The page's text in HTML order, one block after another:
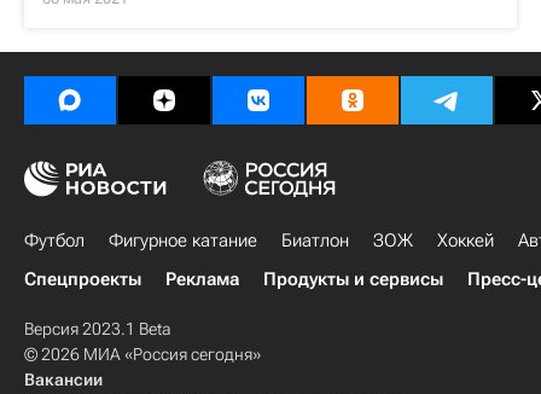
Футбол Фигурное катание Биатлон ЗОЖ Хоккей
Спецпроекты
Реклама Продукты и сервисы Пресс-
Версия 2023.1 Beta
© 2026 МИА «Россия сегодня»
Вакансии